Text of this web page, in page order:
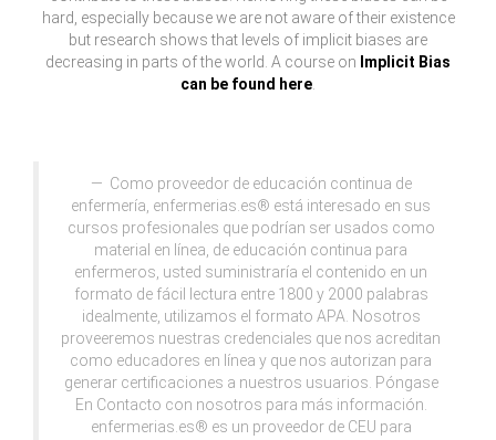
hard, especially because we are not aware of their existence
but research shows that levels of implicit biases are
decreasing in parts of the world. A course on Implicit Bias
can be found here
Como proveedor de educación continua de
enfermería, enfermerias.es® está interesado en sus
cursos profesionales que podrían ser usados como
material en línea, de educación continua para
enfermeros, usted suministraría el contenido en un
formato de fácil lectura entre 1800 y 2000 palabras
idealmente, utilizamos el formato APA. Nosotros
proveeremos nuestras credenciales que nos acreditan
como educadores en línea y que nos autorizan para
generar certificaciones a nuestros usuarios. Póngase
En Contacto con nosotros para más información.
enfermerias.es® es un proveedor de CEU para